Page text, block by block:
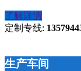
了解详情
定制专线:
生产车间